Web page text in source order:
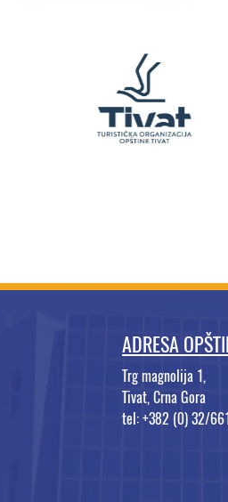
ADRESA
Trg magnolija 1,
Tivat, Crna Gora
tel: +382 (0) 32/